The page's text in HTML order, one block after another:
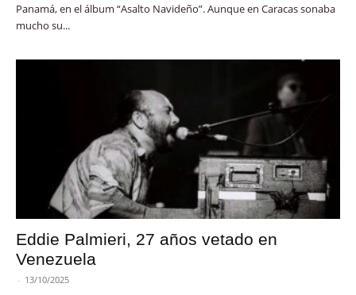
Panamá, en el álbum “Asalto Navideño”. Aunque en Caracas sonaba
mucho su...
Eddie Palmieri, 27 años vetado en
Venezuela
- 13/10/2025